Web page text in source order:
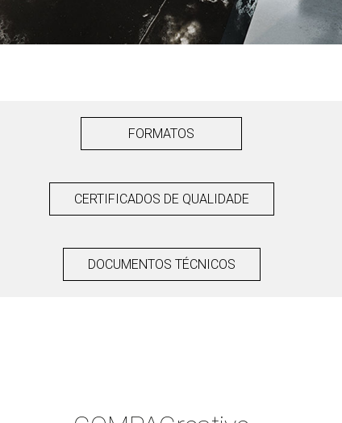
FORMATOS
CERTIFICADOS DE QUALIDADE
DOCUMENTOS TÉCNICOS